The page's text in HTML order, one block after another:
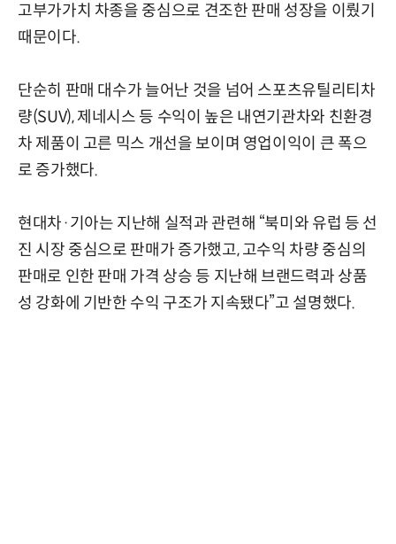
고부가가치 차종을 중심으로 견조한 판매 성장을 이뤘기
때문이다.
단순히 판매 대수가 늘어난 것을 넘어 스포츠유틸리티차
량(SUV), 제네시스 등 수익이 높은 내연기관차와 친환경
차 제품이 고른 믹스 개선을 보이며 영업이익이 큰 폭으
로 증가했다.
현대차·기아는 지난해 실적과 관련해 “북미와 유럽 등 선
진 시장 중심으로 판매가 증가했고, 고수익 차량 중심의
판매로 인한 판매 가격 상승 등 지난해 브랜드력과 상품
성 강화에 기반한 수익 구조가 지속됐다”고 설명했다.